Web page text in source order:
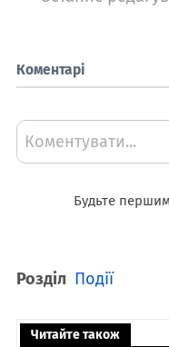
Коментарі
Коментувати...
Будьте
Розділ Події
Читайте також